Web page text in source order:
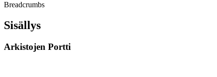
Breadcrumbs
Sisällys
Arkistojen Portti